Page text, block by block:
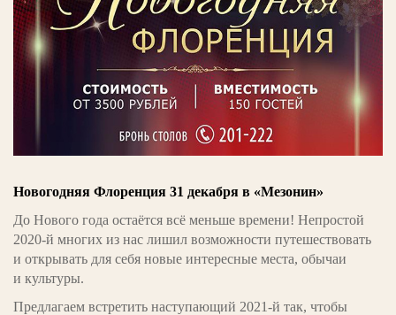
Новогодняя Флоренция 31 декабря в «Мезонин»
До Нового года остаётся всё меньше времени! Непростой
2020-й многих из нас лишил возможности путешествовать
и открывать для себя новые интересные места, обычаи
и культуры.
Предлагаем встретить наступающий 2021-й так, чтобы